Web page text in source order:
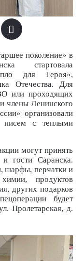
поколение» в
стартовала
для Героя»,
Отечества. Для
или проходящих
члены Ленинского
организовали
писем с теплыми
могут принять
гости Саранска.
шарфы, перчатки и
продуктов
других подарков
будет
Пролетарская, д.